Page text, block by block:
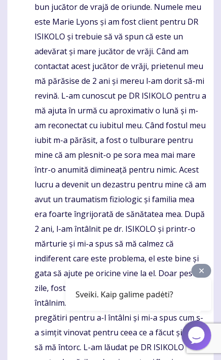
bun jucător de vrajă de oriunde. Numele meu
este Marie Lyons și am fost client pentru DR
ISIKOLO și trebuie să vă spun că este un
adevărat și mare jucător de vrăji. Când am
contactat acest jucător de vrăji, prietenul meu
mă părăsise de 2 ani și mereu l-am dorit să-mi
revină. L-am cunoscut pe DR ISIKOLO pentru a
mă ajuta în urmă cu aproximativ o lună și m-
am reconectat cu iubitul meu. Când fostul meu
iubit m-a părăsit, a fost o tulburare pentru
mine că am plesnit-o pe sora mea mai mare
într-o anumită dimineață pentru nimic. Acest
lucru a devenit un dezastru pentru mine că am
avut un traumatism fiziologic și familia mea
era foarte îngrijorată de sănătatea mea. După
2 ani, l-am întâlnit pe dr. ISIKOLO și printr-o
mărturie și mi-a spus să mă calmez că
indiferent care este problema, el este bine și
gata să ajute pe oricine vine la el. Doar peste 2
zile, fosta mea m-a sunat și a vrut să ne
întâlnim. Am fost de acord și am făcut
pregătiri pentru a-l întâlni și mi-a spus cum s-
a simțit vinovat pentru ceea ce a făcut și a vrut
să mă întorc. L-am lăudat pe DR ISIKOLO
Sveiki. Kaip galime padėti?